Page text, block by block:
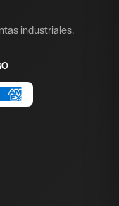
industriales.